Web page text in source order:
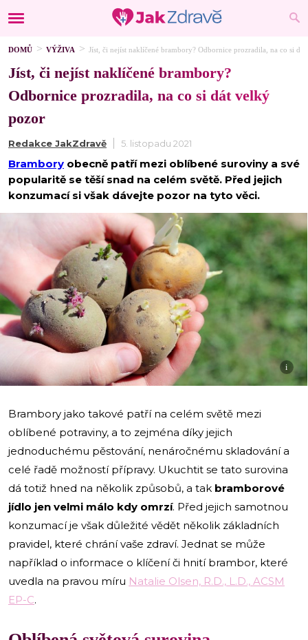
DOMŮ VÝŽIVA Jíst, či nejíst naklíčené brambory? Odbornice prozradila, na co si
Jíst, či nejíst naklíčené brambory?
Odbornice prozradila, na co si dát velký
pozor
Redakce JakZdravě 5. listopadu 2021
Brambory obecně patří mezi oblíbené suroviny a své
popularitě se těší snad na celém světě. Před jejich
konzumací si však dávejte pozor na tyto věci.
i
Brambory jako takové patří na celém světě mezi
oblíbené potraviny, a to zejména díky jejich
jednoduchému pěstování, nenáročnému skladování a
celé řadě možností přípravy. Ukuchtit se tato surovina
dá totiž hned na několik způsobů, a tak bramborové
jídlo jen velmi málo kdy omrzí. Před jejich samotnou
konzumací je však důležité vědět několik základních
pravidel, které chrání vaše zdraví. Jednat se může
například o informace o klíčení či hnití brambor, které
uvedla na pravou míru Natalie Olsen, R.D., L.D., ACSM
EP-C.